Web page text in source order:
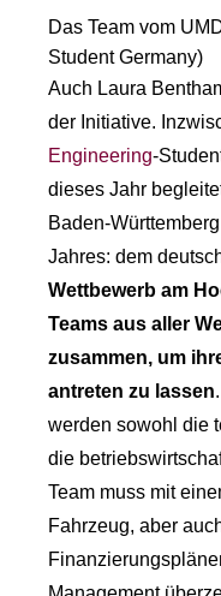
Das Team vom
Student Germany)
Auch Laura
der Initiative.
Engineering-
dieses Jahr
Baden-
Jahres: dem
Wettbewerb am
Teams aus aller
zusammen, um
antreten zu lassen
werden sowohl die
die
Team muss mit
Fahrzeug, aber